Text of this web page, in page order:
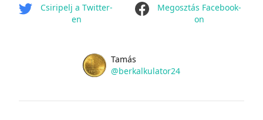
Csiripelj a Twitter-
en
facebook
Megosztás Facebook-
on
Name
Tamás
Twitter
@berkalkulator24